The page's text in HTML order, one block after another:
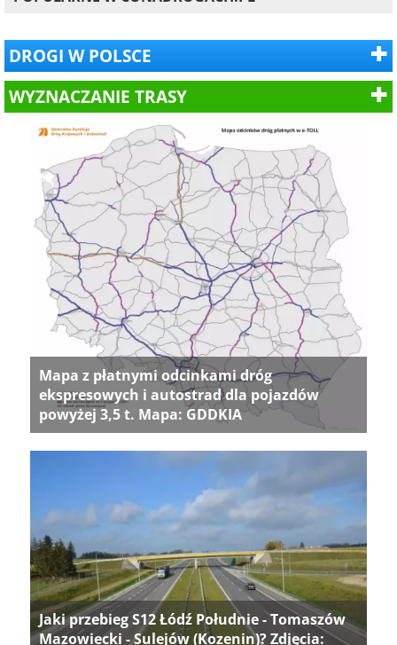
DROGI W POLSCE
WYZNACZANIE TRASY
Mapa z płatnymi odcinkami dróg
ekspresowych i autostrad dla pojazdów
powyżej 3,5 t. Mapa: GDDKIA
Jaki przebieg S12 Łódź Południe - Tomaszów
Mazowiecki - Sulejów (Kozenin)? Zdjęcia: